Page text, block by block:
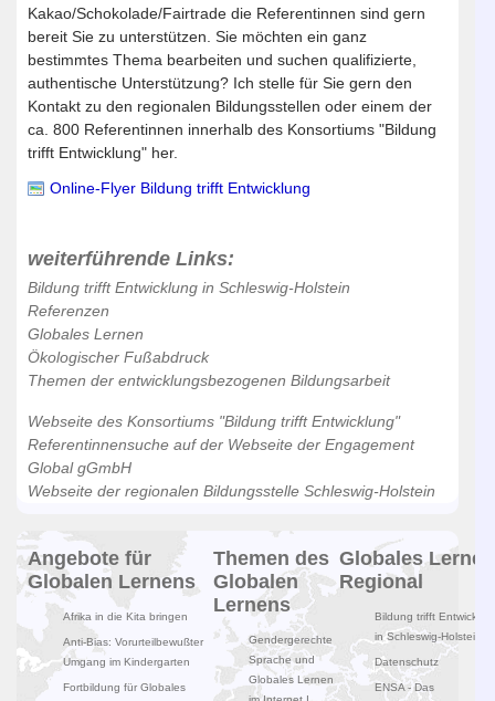
Kakao/Schokolade/Fairtrade die Referentinnen sind gern
bereit Sie zu unterstützen. Sie möchten ein ganz
bestimmtes Thema bearbeiten und suchen qualifizierte,
authentische Unterstützung? Ich stelle für Sie gern den
Kontakt zu den regionalen Bildungsstellen oder einem der
ca. 800 Referentinnen innerhalb des Konsortiums "Bildung
trifft Entwicklung" her.
Online-Flyer Bildung trifft Entwicklung
weiterführende Links:
Bildung trifft Entwicklung in Schleswig-Holstein
Referenzen
Globales Lernen
Ökologischer Fußabdruck
Themen der entwicklungsbezogenen Bildungsarbeit
Webseite des Konsortiums "Bildung trifft Entwicklung"
Referentinnensuche auf der Webseite der Engagement
Global gGmbH
Webseite der regionalen Bildungsstelle Schleswig-Holstein
Angebote für
Globalen Lernens
Afrika in die Kita bringen
Anti-Bias: Vorurteilbewußter
Umgang im Kindergarten
Fortbildung für Globales
Themen des
Globalen
Lernens
Gendergerechte
Sprache und
Globales Lernen
Globales Lernen
Regional
Bildung trifft
in Schleswig-Holstein
Datenschutz
ENSA - Das